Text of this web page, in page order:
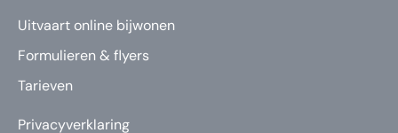
Uitvaart online bijwonen
Formulieren & flyers
Tarieven
Privacyverklaring